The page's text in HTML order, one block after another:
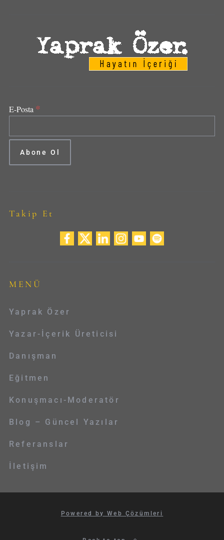
E-Posta *
Takip Et
MENÜ
Yaprak Özer
Yazar-İçerik Üreticisi
Danışman
Eğitmen
Konuşmacı-Moderatör
Blog – Güncel Yazılar
Referanslar
İletişim
Powered by Web Çözümleri